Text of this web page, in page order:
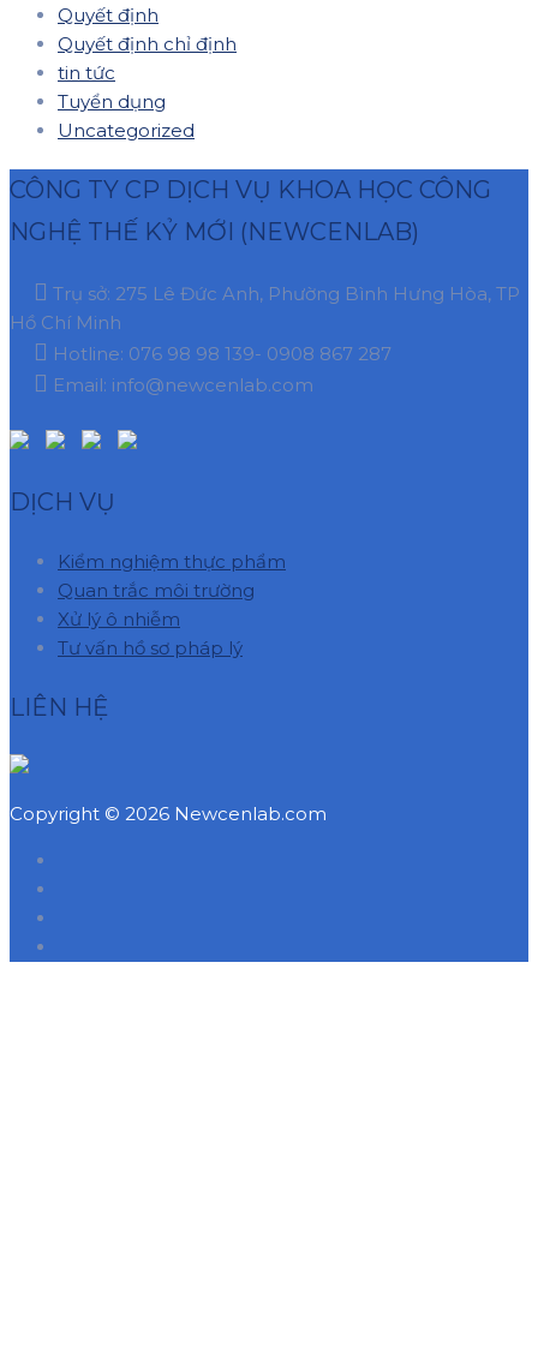
Quyết định
Quyết định chỉ định
tin tức
Tuyển dụng
Uncategorized
CÔNG TY CP DỊCH VỤ KHOA HỌC CÔNG
NGHỆ THẾ KỶ MỚI (NEWCENLAB)
Trụ sở: 275 Lê Đức Anh, Phường Bình Hưng Hòa, TP
Hồ Chí Minh
Hotline: 076 98 98 139- 0908 867 287
Email: info@newcenlab.com
DỊCH VỤ
Kiểm nghiệm thực phẩm
Quan trắc môi trường
Xử lý ô nhiễm
Tư vấn hồ sơ pháp lý
LIÊN HỆ
Copyright © 2026 Newcenlab.com